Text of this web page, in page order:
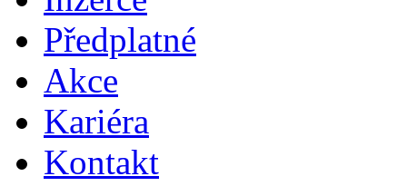
Předplatné
Akce
Kariéra
Kontakt